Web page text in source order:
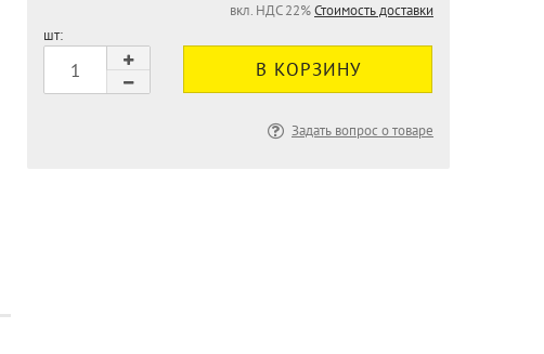
вкл. НДС 22%Стоимость доставки
шт:
Задать вопрос о товаре